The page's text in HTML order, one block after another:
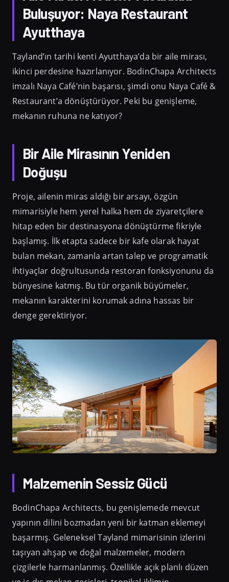
Buluşuyor: Naya Restaurant
Ayutthaya
Tayland’ın tarihi kenti Ayutthaya’da bir aile mirası,
ikinci perdesine hazırlanıyor. BodinChapa Architects
imzalı Naya Café’nin başarısı, şimdi onu Naya Café &
Restaurant’a dönüştürüyor. Peki bu genişleme,
mekanın ruhuna ne katıyor?
Bir Aile Mirasının Yeniden
Doğuşu
Proje, ailenin miras aldığı bir arsayı, özgün
mimarisiyle hem yerel halka hem de ziyaretçilere
hitap eden bir destinasyona dönüştürme fikriyle
başlamış. İlk etapta sadece bir kafe olarak hayat
bulan mekan, zamanla artan talep ve programatik
ihtiyaçlar doğrultusunda restoran fonksiyonunu da
bünyesine katmış. Bu tür organik büyümeler,
mekanın karakterini korumak adına hassas bir
denge gerektiriyor.
Malzemenin Sessiz Gücü
BodinChapa Architects, bu genişlemede mevcut
yapının dilini bozmadan yeni bir katman eklemeyi
başarmış. Geleneksel Tayland mimarisinin izlerini
taşıyan ahşap ve doğal malzemeler, modern
çizgilerle harmanlanmış. Özellikle açık planlı düzen